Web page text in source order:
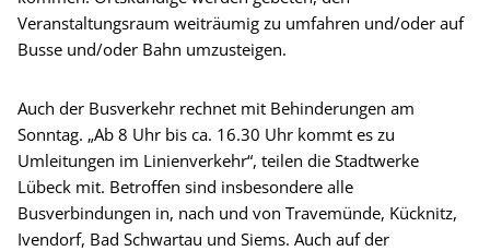
Veranstaltungsraum weiträumig zu umfahren und/oder auf
Busse und/oder Bahn umzusteigen.
Auch der Busverkehr rechnet mit Behinderungen am
Sonntag. „Ab 8 Uhr bis ca. 16.30 Uhr kommt es zu
Umleitungen im Linienverkehr“, teilen die Stadtwerke
Lübeck mit. Betroffen sind insbesondere alle
Busverbindungen in, nach und von Travemünde, Kücknitz,
Ivendorf, Bad Schwartau und Siems. Auch auf der